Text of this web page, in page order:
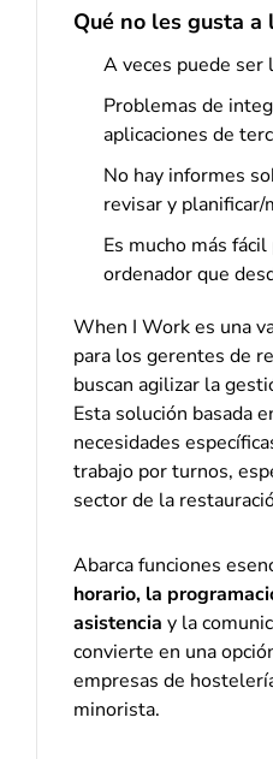
Qué no les gusta a
A veces puede ser
Problemas de
aplicaciones de
No hay informes
revisar y
Es mucho más
ordenador que
When I Work es una
para los gerentes de
buscan agilizar la
Esta solución basada
necesidades
trabajo por turnos,
sector de la
Abarca funciones
horario, la
asistencia y la
convierte en una
empresas de
minorista.